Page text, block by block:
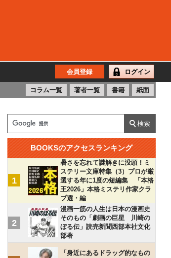
会員登録 ログイン
コラム一覧 著者一覧 書籍 紙面
BOOKSのアクセスランキング
1
暑さを忘れて謎解きに没頭！ミ
ステリー文庫特集（3）プロが厳
選する年に1度の短編集 「本格
王2026」本格ミステリ作家クラ
ブ選・編
2
漫画一筋の人生は日本の漫画史
そのもの「劇画の巨星 川崎の
ぼる伝」読売新聞西部本社文化
部著
「身近にあるドラッグ的なもの